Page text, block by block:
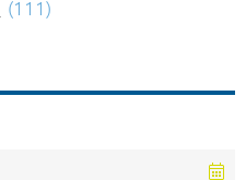
(111)